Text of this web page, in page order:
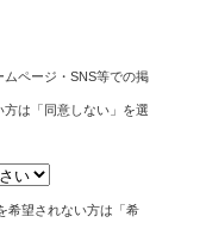
ムページ・SNS等での掲
は「同意しない」を選
希望されない方は「希